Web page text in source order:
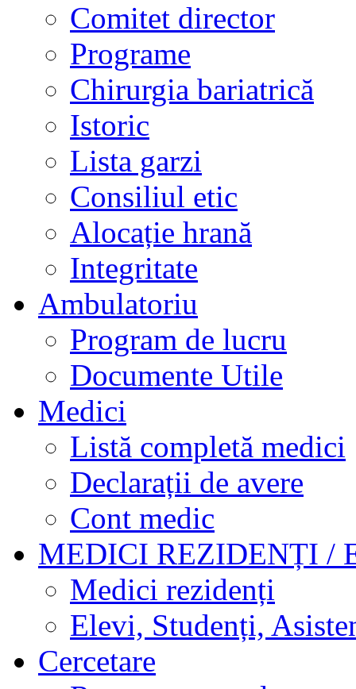
Comitet director
Programe
Chirurgia bariatrică
Istoric
Lista garzi
Consiliul etic
Alocație hrană
Integritate
Ambulatoriu
Program de lucru
Documente Utile
Medici
Listă completă medici
Declarații de avere
Cont medic
MEDICI REZIDENȚI /
Medici rezidenți
Elevi, Studenți,
Cercetare